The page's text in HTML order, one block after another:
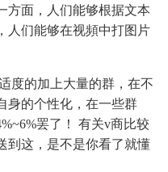
方面，人们能够根据文本
人们能够在视頻中打图片
的加上大量的群，在不
身的个性化，在一些群
罢了！ 有关v商比较
到这，是不是你看了就懂